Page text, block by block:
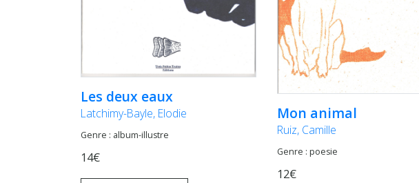
Les deux eaux
Latchimy-Bayle, Elodie
Genre : album-illustre
14€
Mon animal
Ruiz, Camille
Genre : poesie
12€